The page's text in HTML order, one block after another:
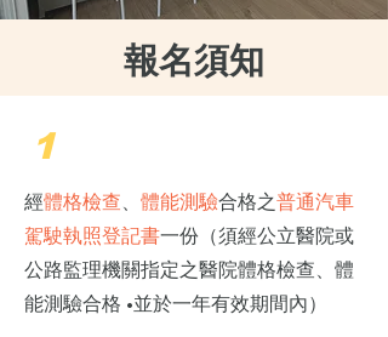
報名須知
1
經體格檢查、 體能測驗合格之普通汽車
駕駛執照登記書一份（須經公立醫院或
公路監理機關指定之醫院體格檢查、體
能測驗合格 •並於一年有效期間內）